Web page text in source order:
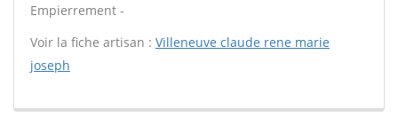
Empierrement -
Voir la fiche artisan : Villeneuve claude rene marie
joseph